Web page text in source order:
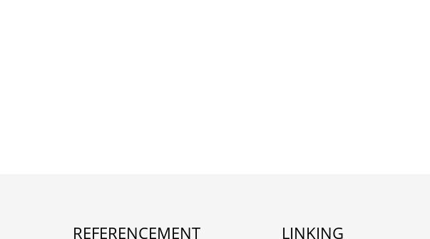
REFERENCEMENT LINKING